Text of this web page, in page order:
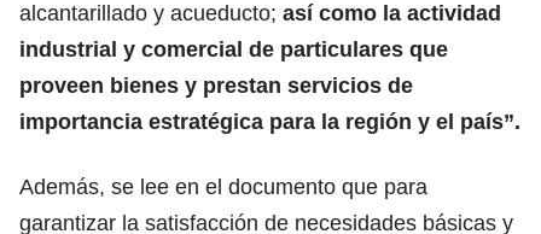
alcantarillado y acueducto; así como la actividad
industrial y comercial de particulares que
proveen bienes y prestan servicios de
importancia estratégica para la región y el país”.
Además, se lee en el documento que para
garantizar la satisfacción de necesidades básicas y